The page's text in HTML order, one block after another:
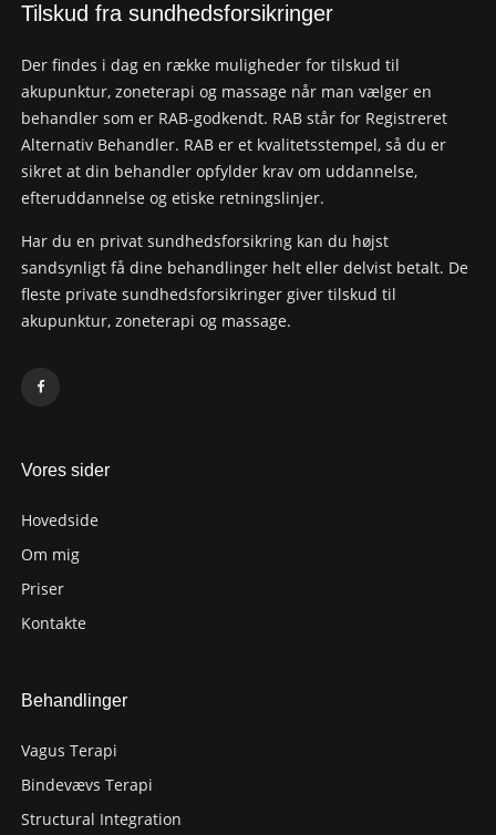
Tilskud fra sundhedsforsikringer
Der findes i dag en række muligheder for tilskud til
akupunktur, zoneterapi og massage når man vælger en
behandler som er RAB-godkendt. RAB står for Registreret
Alternativ Behandler. RAB er et kvalitetsstempel, så du er
sikret at din behandler opfylder krav om uddannelse,
efteruddannelse og etiske retningslinjer.
Har du en privat sundhedsforsikring kan du højst
sandsynligt få dine behandlinger helt eller delvist betalt. De
fleste private sundhedsforsikringer giver tilskud til
akupunktur, zoneterapi og massage.
Vores sider
Hovedside
Om mig
Priser
Kontakte
Behandlinger
Vagus Terapi
Bindevævs Terapi
Structural Integration